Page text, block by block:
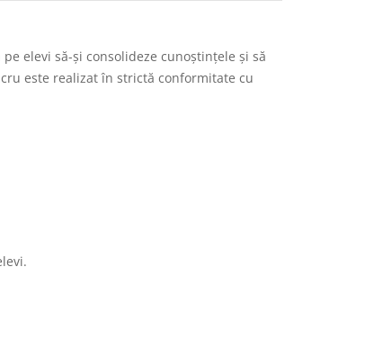
elevi să-și consolideze cunoștințele și să
este realizat în strictă conformitate cu